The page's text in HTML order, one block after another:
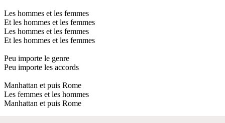
Les hommes et les femmes
Et les hommes et les femmes
Les hommes et les femmes
Et les hommes et les femmes
Peu importe le genre
Peu importe les accords
Manhattan et puis Rome
Les femmes et les hommes
Manhattan et puis Rome